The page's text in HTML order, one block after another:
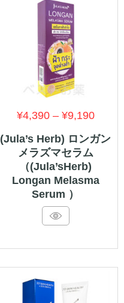
(Jula’s Herb) ロンガン
メラズマセラム
（(Jula’sHerb)
Longan Melasma
Serum ）
¥4,390 –¥9,190価
格